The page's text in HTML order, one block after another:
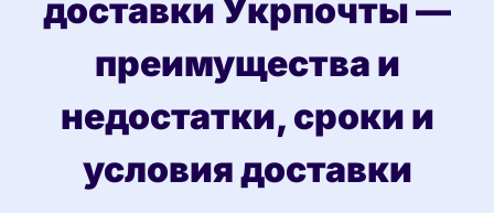
доставки Укрпочты —
преимущества и
недостатки, сроки и
условия доставки